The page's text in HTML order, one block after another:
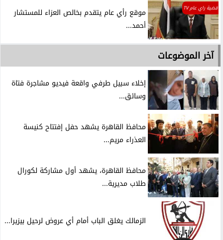
قضية راي عام TV
موقع رأي عام يتقدم بخالص العزاء للمستشار
أحمد...
آخر الموضوعات
إخلاء سبيل طرفي واقعة فيديو مشاجرة فتاة
وسائق...
محافظ القاهرة يشهد حفل إفتتاح كنيسة
العذراء مريم...
محافظ القاهرة، يشهد أول مشاركة لكورال
طلاب مديرية...
الزمالك يغلق الباب أمام أي عروض لرحيل بيزيرا...